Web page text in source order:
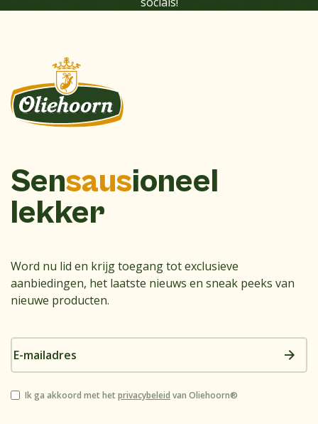
Sensausioneel
lekker
Word nu lid en krijg toegang tot exclusieve
aanbiedingen, het laatste nieuws en sneak peeks van
nieuwe producten.
E-
mailadres
Instemming
Ik ga akkoord met hetprivacybeleid van Oliehoorn®